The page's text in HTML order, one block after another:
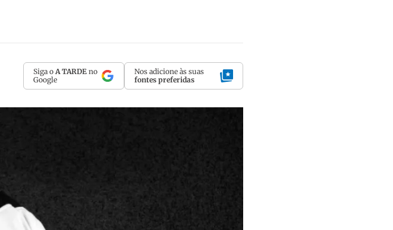
Siga o A TARDE no
Google
Nos adicione às suas
fontes preferidas